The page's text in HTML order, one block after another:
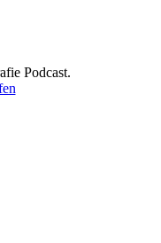
Podcast.